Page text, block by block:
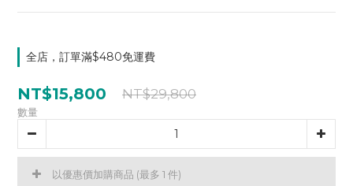
全店，訂單滿$480免運費
NT$15,800 NT$29,800
數量
以優惠價加購商品 (最多 1 件)